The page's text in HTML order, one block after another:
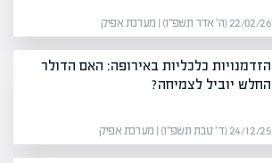
22/02/26 (ה׳ אדר תשפ״ו) | מערכת אפיק
הזדמנויות כלכליות באירופה: האם הדולר
החלש יוביל לצמיחה?
24/12/25 (ד׳ טבת תשפ״ו) | מערכת אפיק